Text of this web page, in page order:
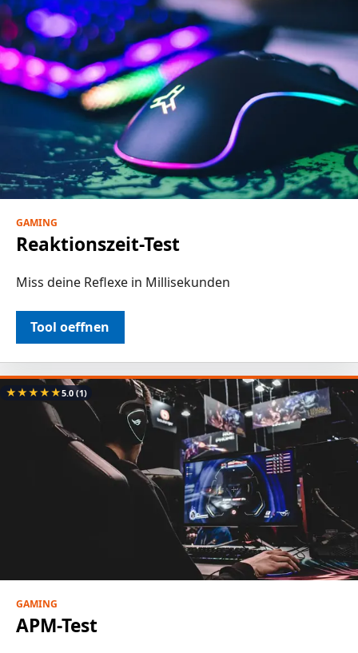
GAMING
Reaktionszeit-Test
Miss deine Reflexe in Millisekunden
Tool oeffnen
★★★★★5.0(1)
GAMING
APM-Test